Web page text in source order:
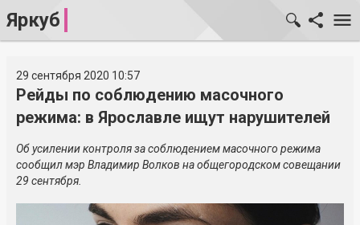
Яркуб
29 сентября 2020 10:57
Рейды по соблюдению масочного
режима: в Ярославле ищут нарушителей
Об усилении контроля за соблюдением масочного режима
сообщил мэр Владимир Волков на общегородском совещании
29 сентября.